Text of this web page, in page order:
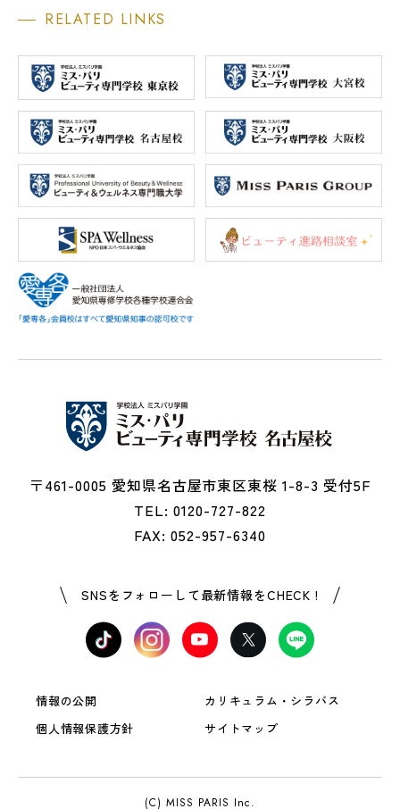
RELATED LINKS
〒461-0005 愛知県名古屋市東区東桜 1-8-3 受付5F
TEL: 0120-727-822
FAX: 052-957-6340
SNSをフォローして最新情報をCHECK !
情報の公開
カリキュラム・シラバス
個人情報保護方針
サイトマップ
(C) MISS PARIS Inc.